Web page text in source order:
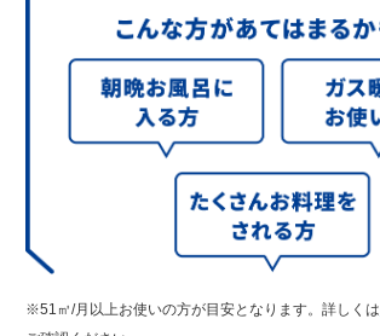
※51㎥/月以上お使いの方が目安となります。詳しくは